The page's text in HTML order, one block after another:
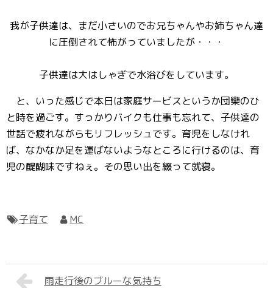
我が子供達は、まだ小さいのでお兄ちゃんやお姉ちゃん達
に圧倒されて怖がっていましたが・・・
子供達は大はしゃぎで水浴びをしています。
と、いった感じで本日は家庭サービスというか団欒のひ
と時を過ごす。すっかりバイクも仕事も忘れて、子供達の
世話で疲れながらもリフレッシュです。育児をしなけれ
ば、なかなか足を運ばないようなところに行けるのは、育
児の醍醐味ですねぇ。その思い出を綴って就寝。
子育て MC
雨走行後のブルーな気持ち